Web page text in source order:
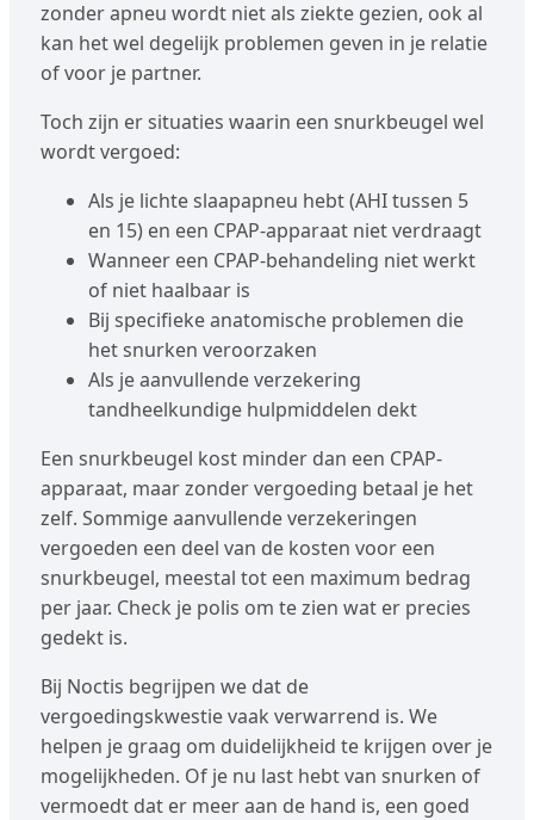
zonder apneu wordt niet als ziekte gezien, ook al
kan het wel degelijk problemen geven in je relatie
of voor je partner.
Toch zijn er situaties waarin een snurkbeugel wel
wordt vergoed:
Als je lichte slaapapneu hebt (AHI tussen 5
en 15) en een CPAP-apparaat niet verdraagt
Wanneer een CPAP-behandeling niet werkt
of niet haalbaar is
Bij specifieke anatomische problemen die
het snurken veroorzaken
Als je aanvullende verzekering
tandheelkundige hulpmiddelen dekt
Een snurkbeugel kost minder dan een CPAP-
apparaat, maar zonder vergoeding betaal je het
zelf. Sommige aanvullende verzekeringen
vergoeden een deel van de kosten voor een
snurkbeugel, meestal tot een maximum bedrag
per jaar. Check je polis om te zien wat er precies
gedekt is.
Bij Noctis begrijpen we dat de
vergoedingskwestie vaak verwarrend is. We
helpen je graag om duidelijkheid te krijgen over je
mogelijkheden. Of je nu last hebt van snurken of
vermoedt dat er meer aan de hand is, een goed